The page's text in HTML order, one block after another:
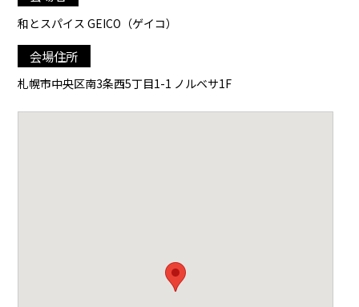
和とスパイス GEICO（ゲイコ）
会場住所
札幌市中央区南3条西5丁目1-1 ノルベサ1F